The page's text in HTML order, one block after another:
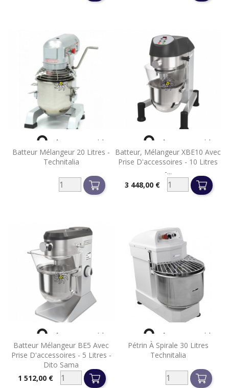
Batteur Mélangeur 20 Litres -
Technitalia
 Aperçu rapide
Batteur, Mélangeur XBE10 Avec
Prise D'accessoires - 10 Litres
-...
Prix3 448,00 €
 Aperçu rapide
Batteur Mélangeur BE5 Avec
Prise D'accessoires - 5 Litres -
Dito Sama
Prix1 512,00 €
 Aperçu rapide
Pétrin À Spirale 30 Litres
Technitalia
 Aperçu rapide